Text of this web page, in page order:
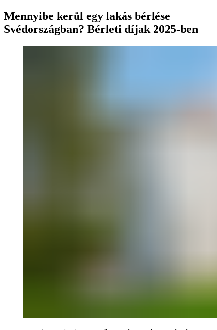
Mennyibe kerül egy lakás bérlése
Svédországban? Bérleti díjak 2025-ben